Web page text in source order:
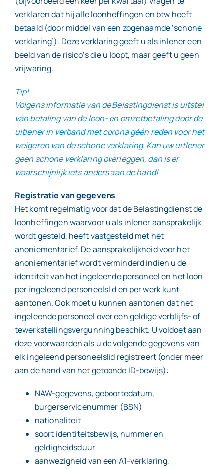
verklaren dat hij alle loonheffingen en btw heeft
betaald (door middel van een zogenaamde ‘schone
verklaring’). Deze verklaring geeft u als inlener een
beeld van de risico’s die u loopt, maar geeft u geen
vrijwaring.
Tip!
Volgens informatie van de Belastingdienst is uitstel
van betaling van de loon- en omzetbetaling door de
uitlener in verband met corona géén reden voor het
weigeren van de schone verklaring. Kan uw uitlener
geen schone verklaring overleggen, dan is er
waarschijnlijk iets anders aan de hand!
Registratie van gegevens
Het komt regelmatig voor dat de Belastingdienst de
loonheffingen waarvoor u als inlener aansprakelijk
wordt gesteld, heeft vastgesteld met het
anoniementarief. De aansprakelijkheid voor het
anoniementarief wordt verminderd indien u de
identiteit van het ingeleende personeel en het loon
per ingeleend personeelslid en per werk kunt
aantonen. Ook moet u kunnen aantonen dat het
ingeleende personeel over een geldige verblijfs- of
tewerkstellingsvergunning beschikt. U voldoet aan
deze voorwaarden als u de volgende gegevens van
elk ingeleend personeelslid registreert (onder meer
aan de hand van het getoonde ID-bewijs):
NAW-gegevens, geboortedatum,
burgerservicenummer (BSN)
nationaliteit
soort identiteitsbewijs, nummer en
geldigheidsduur
aanwezigheid van een A1-verklaring,